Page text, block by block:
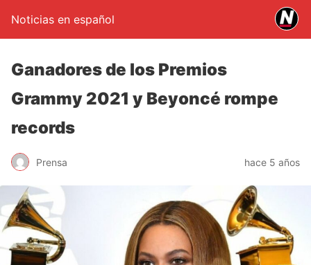
Noticias en español
Ganadores de los Premios
Grammy 2021 y Beyoncé rompe
records
Prensa hace 5 años